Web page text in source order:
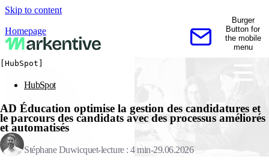
Skip to content
Homepage
Contactez-nous
Burger
Button for
the mobile
menu
[HubSpot]
HubSpot
AD Éducation optimise la gestion des candidatures et
le parcours des candidats avec des processus améliorés
et automatisés
Stéphane Duwicquet lecture : 4 min 29.06.2026